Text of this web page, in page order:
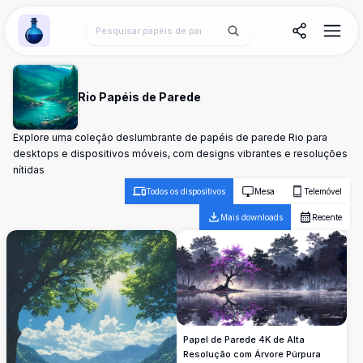
Wallpaper Alchemy
Rio Papéis de Parede
Explore uma coleção deslumbrante de papéis de parede Rio para
desktops e dispositivos móveis, com designs vibrantes e resoluções
nítidas
Todos os dispositivos Mesa Telemóvel
Mais downloads Recente
Papel de Parede 4K de Alta
Resolução com Árvore Púrpura